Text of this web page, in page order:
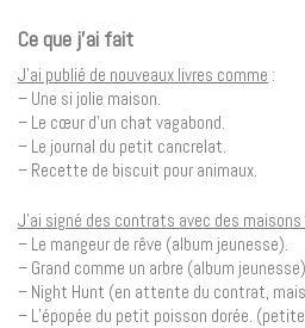
Ce que j’ai fait
J’ai publié de nouveaux livres comme :
– Une si jolie maison.
– Le cœur d’un chat vagabond.
– Le journal du petit cancrelat.
– Recette de biscuit pour animaux.
J’ai signé des contrats avec des maisons
– Le mangeur de rêve (album jeunesse).
– Grand comme un arbre (album jeunesse).
– Night Hunt (en attente du contrat,
– L’épopée du petit poisson dorée. (petite